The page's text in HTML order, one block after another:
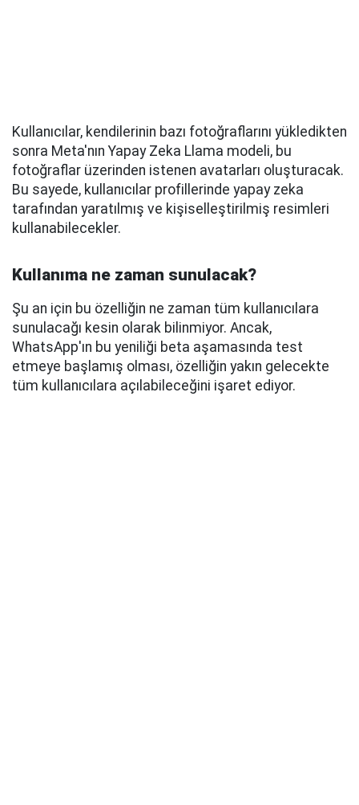
Kullanıcılar, kendilerinin bazı fotoğraflarını yükledikten
sonra Meta'nın Yapay Zeka Llama modeli, bu
fotoğraflar üzerinden istenen avatarları oluşturacak.
Bu sayede, kullanıcılar profillerinde yapay zeka
tarafından yaratılmış ve kişiselleştirilmiş resimleri
kullanabilecekler.
Kullanıma ne zaman sunulacak?
Şu an için bu özelliğin ne zaman tüm kullanıcılara
sunulacağı kesin olarak bilinmiyor. Ancak,
WhatsApp'ın bu yeniliği beta aşamasında test
etmeye başlamış olması, özelliğin yakın gelecekte
tüm kullanıcılara açılabileceğini işaret ediyor.